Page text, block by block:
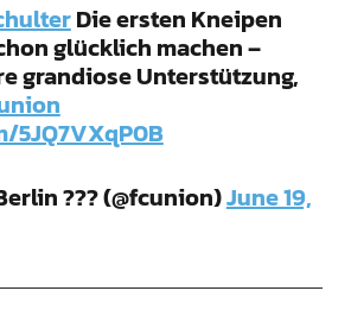
Die ersten Kneipen
glücklich machen –
grandiose Unterstützung,
5JQ7VXqP0B
??? (@fcunion)June 19,